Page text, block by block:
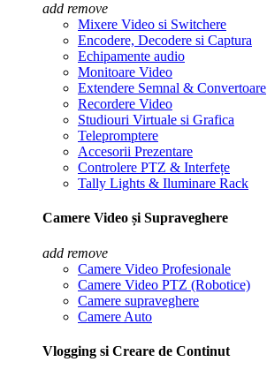
add remove
Mixere Video si Switchere
Encodere, Decodere si Captura
Echipamente audio
Monitoare Video
Extendere Semnal & Convertoare
Recordere Video
Studiouri Virtuale si Grafica
Telepromptere
Accesorii Prezentare
Controlere PTZ & Interfețe
Tally Lights & Iluminare Rack
Camere Video și Supraveghere
add remove
Camere Video Profesionale
Camere Video PTZ (Robotice)
Camere supraveghere
Camere Auto
Vlogging si Creare de Continut